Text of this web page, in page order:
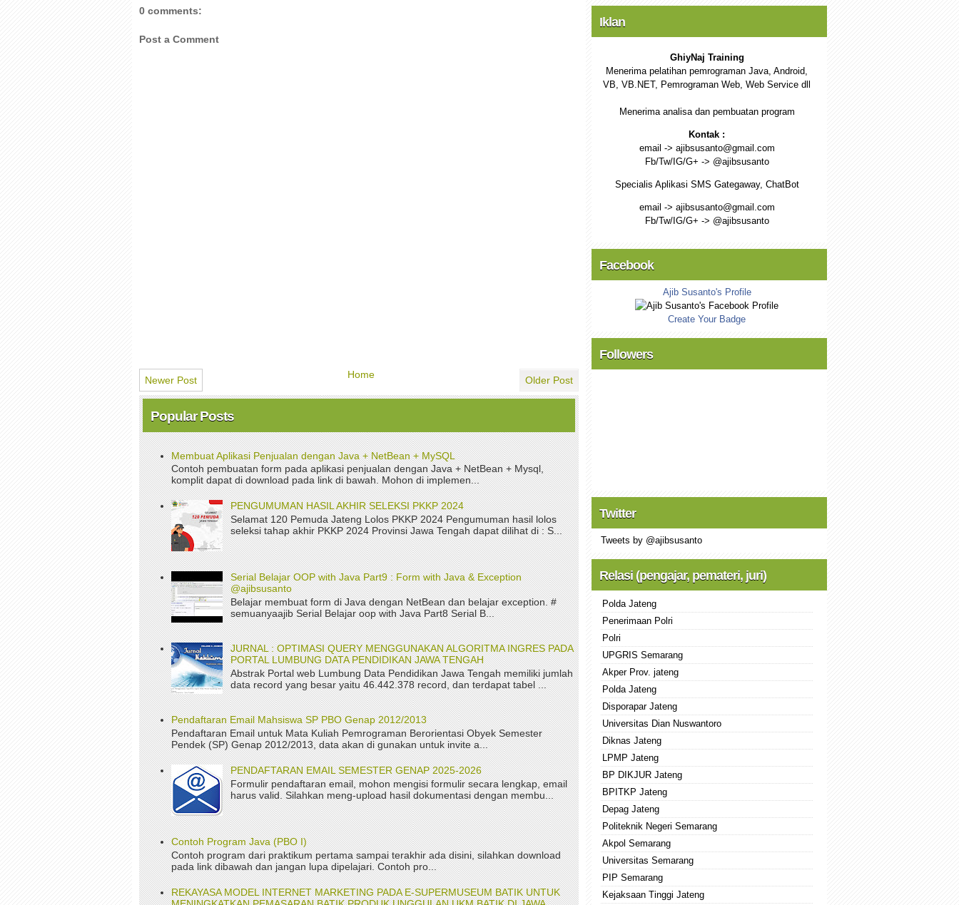
0 comments:
Post a Comment
Newer Post Older Post
Home
Popular Posts
Membuat Aplikasi Penjualan dengan Java + NetBean + MySQL
Contoh pembuatan form pada aplikasi penjualan dengan Java + NetBean + Mysql,
komplit dapat di download pada link di bawah. Mohon di implemen...
PENGUMUMAN HASIL AKHIR SELEKSI PKKP 2024
Selamat 120 Pemuda Jateng Lolos PKKP 2024 Pengumuman hasil lolos
seleksi tahap akhir PKKP 2024 Provinsi Jawa Tengah dapat dilihat di : S...
Serial Belajar OOP with Java Part9 : Form with Java & Exception
@ajibsusanto
Belajar membuat form di Java dengan NetBean dan belajar exception. #
semuanyaajib Serial Belajar oop with Java Part8 Serial B...
JURNAL : OPTIMASI QUERY MENGGUNAKAN ALGORITMA INGRES PADA
PORTAL LUMBUNG DATA PENDIDIKAN JAWA TENGAH
Abstrak Portal web Lumbung Data Pendidikan Jawa Tengah memiliki jumlah
data record yang besar yaitu 46.442.378 record, dan terdapat tabel ...
Pendaftaran Email Mahsiswa SP PBO Genap 2012/2013
Pendaftaran Email untuk Mata Kuliah Pemrograman Berorientasi Obyek Semester
Pendek (SP) Genap 2012/2013, data akan di gunakan untuk invite a...
PENDAFTARAN EMAIL SEMESTER GENAP 2025-2026
Formulir pendaftaran email, mohon mengisi formulir secara lengkap, email
harus valid. Silahkan meng-upload hasil dokumentasi dengan membu...
Contoh Program Java (PBO I)
Contoh program dari praktikum pertama sampai terakhir ada disini, silahkan download
pada link dibawah dan jangan lupa dipelajari. Contoh pro...
REKAYASA MODEL INTERNET MARKETING PADA E-SUPERMUSEUM BATIK UNTUK
Iklan
GhiyNaj Training
Menerima pelatihan pemrograman Java, Android,
VB, VB.NET, Pemrograman Web, Web Service dll
Menerima analisa dan pembuatan program
Kontak :
email -> ajibsusanto@gmail.com
Fb/Tw/IG/G+ -> @ajibsusanto
Specialis Aplikasi SMS Gategaway, ChatBot
email -> ajibsusanto@gmail.com
Fb/Tw/IG/G+ -> @ajibsusanto
Facebook
Ajib Susanto's Profile
Create Your Badge
Followers
Twitter
Tweets by @ajibsusanto
Relasi (pengajar, pemateri, juri)
Polda Jateng
Penerimaan Polri
Polri
UPGRIS Semarang
Akper Prov. jateng
Polda Jateng
Disporapar Jateng
Universitas Dian Nuswantoro
Diknas Jateng
LPMP Jateng
BP DIKJUR Jateng
BPITKP Jateng
Depag Jateng
Politeknik Negeri Semarang
Akpol Semarang
Universitas Semarang
PIP Semarang
Kejaksaan Tinggi Jateng